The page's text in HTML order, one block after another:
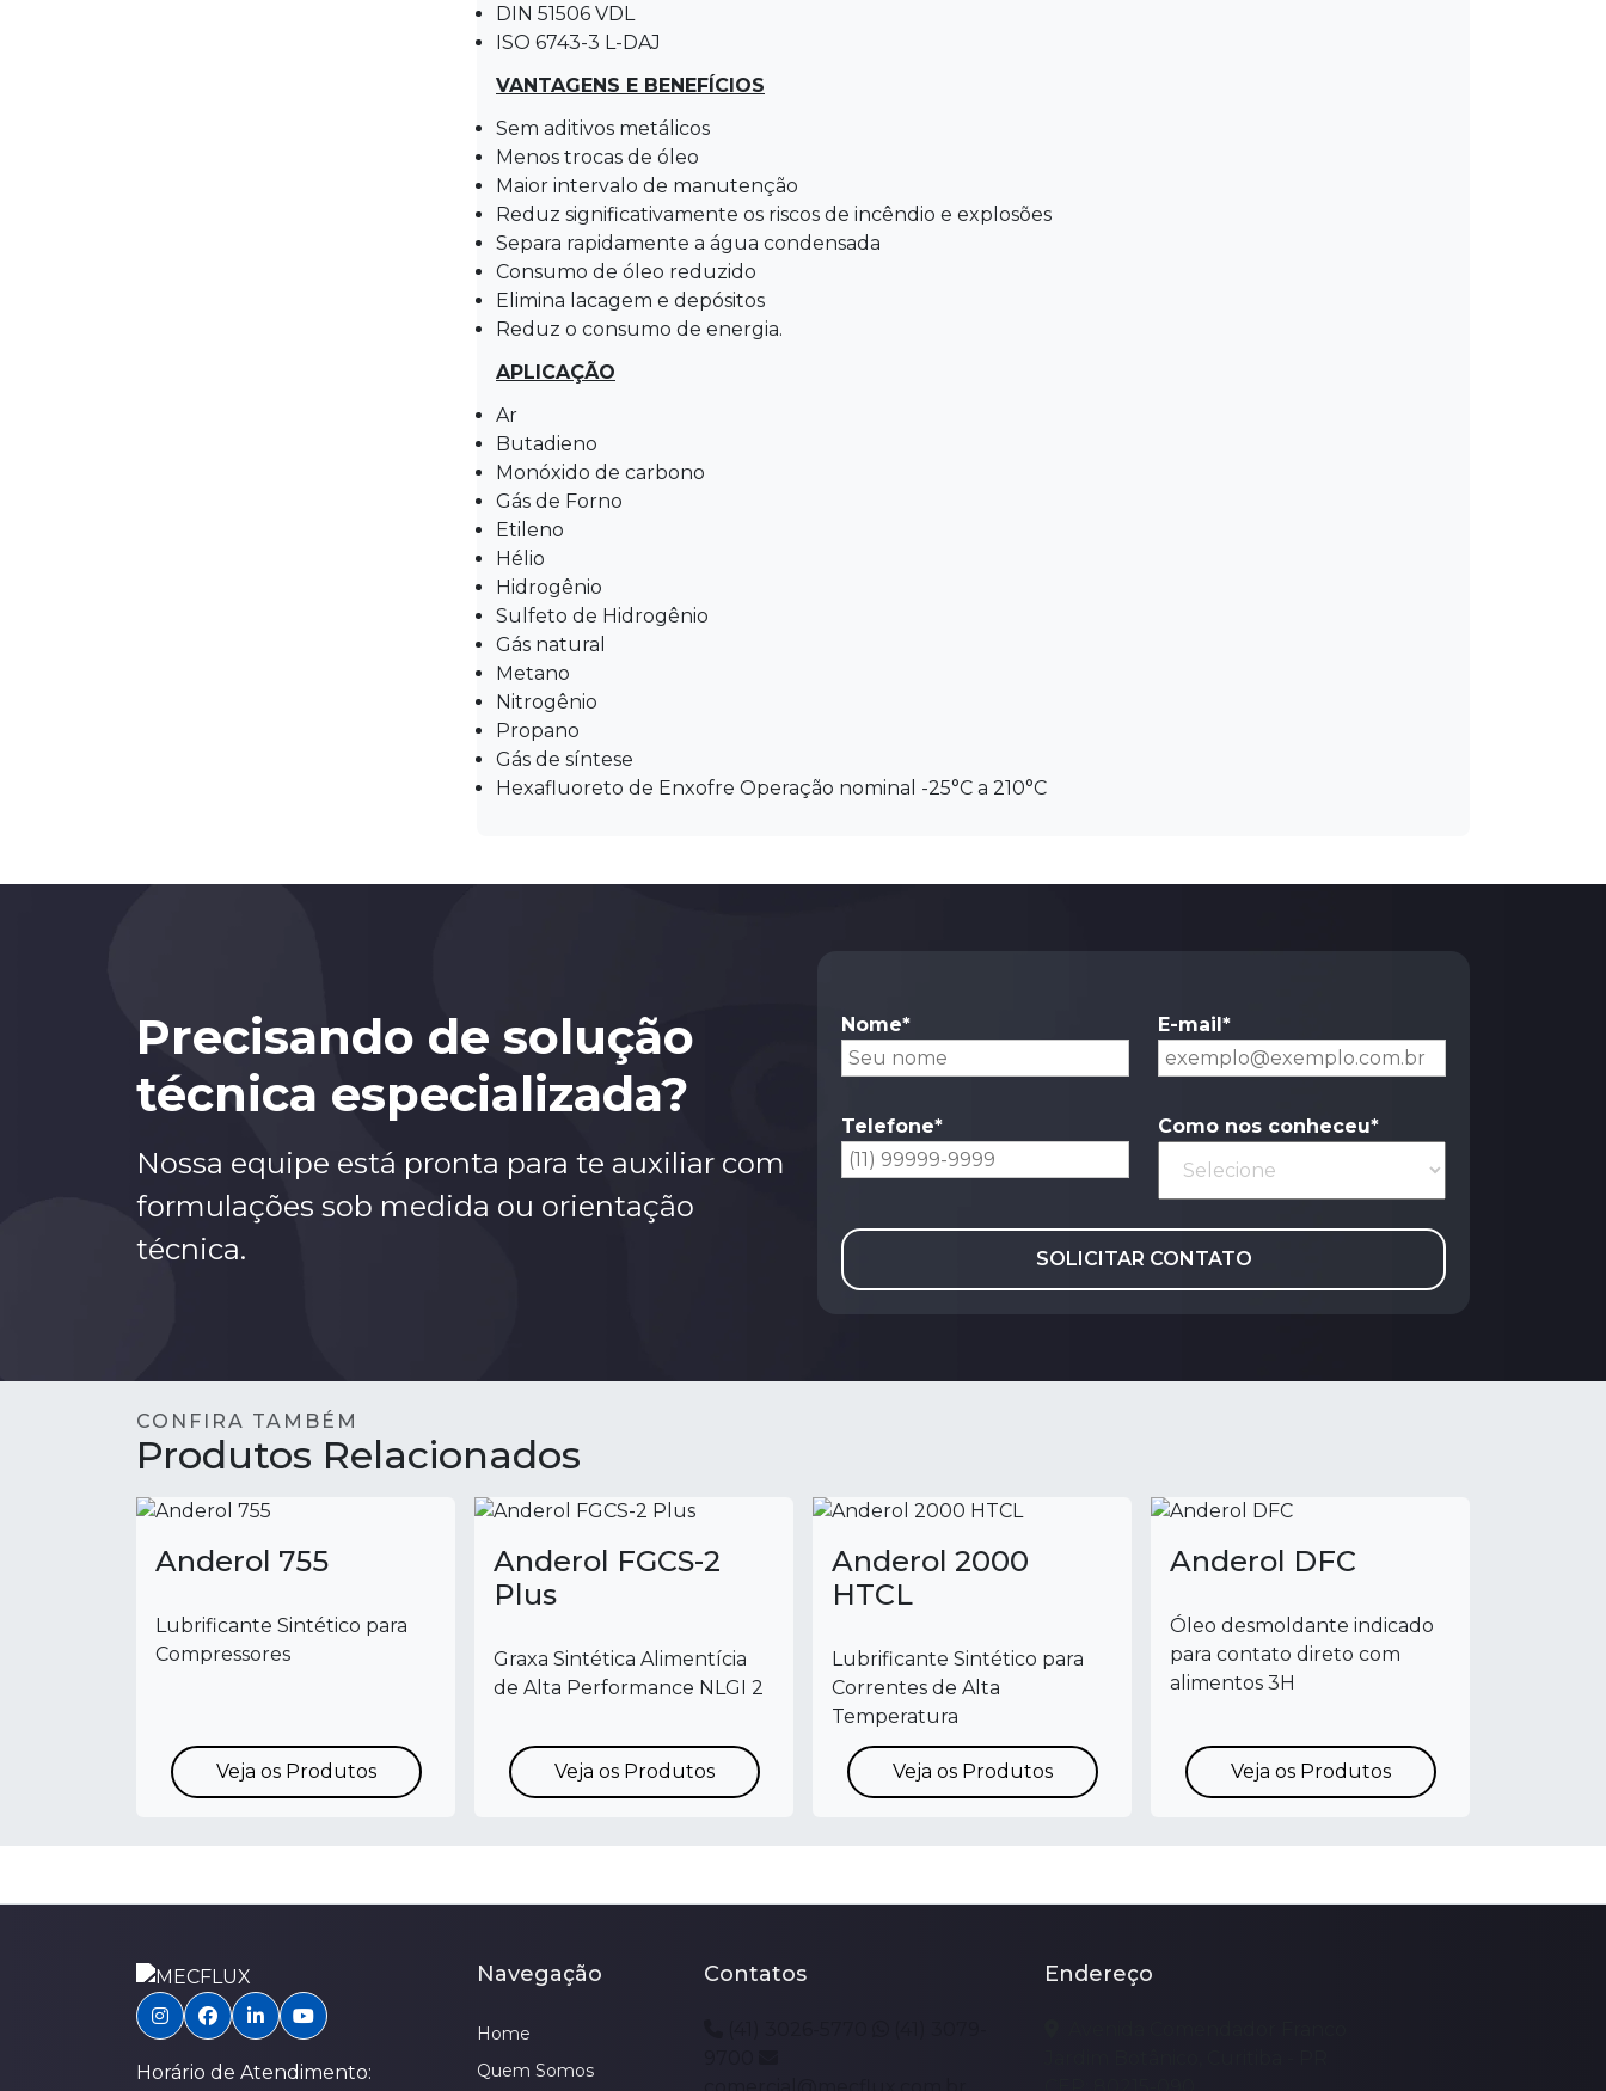
DIN 51506 VDL
ISO 6743-3 L-DAJ
VANTAGENS E BENEFÍCIOS
Sem aditivos metálicos
Menos trocas de óleo
Maior intervalo de manutenção
Reduz significativamente os riscos de incêndio e explosões
Separa rapidamente a água condensada
Consumo de óleo reduzido
Elimina lacagem e depósitos
Reduz o consumo de energia.
APLICAÇÃO
Ar
Butadieno
Monóxido de carbono
Gás de Forno
Etileno
Hélio
Hidrogênio
Sulfeto de Hidrogênio
Gás natural
Metano
Nitrogênio
Propano
Gás de síntese
Hexafluoreto de Enxofre Operação nominal -25°C a 210°C
Precisando de solução
técnica especializada?
Nossa equipe está pronta para te auxiliar com
formulações sob medida ou orientação
técnica.
Nome* E-mail*
Telefone* Como nos conheceu*
SOLICITAR CONTATO
CONFIRA TAMBÉM
Produtos Relacionados
Anderol 755
Lubrificante Sintético para
Compressores
Veja os Produtos
Anderol FGCS-2
Plus
Graxa Sintética Alimentícia
de Alta Performance NLGI 2
Veja os Produtos
Anderol 2000
HTCL
Lubrificante Sintético para
Correntes de Alta
Temperatura
Veja os Produtos
Anderol DFC
Óleo desmoldante indicado
para contato direto com
alimentos 3H
Veja os Produtos
Horário de Atendimento:
Navegação
Home
Quem Somos
Contatos Endereço